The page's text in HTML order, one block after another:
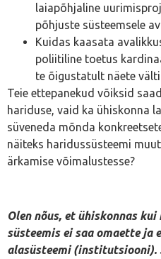
laiapõhjaline
põhjuste süsteemsele
Kuidas kaasata
poliitiline toetus
te õigustatult näete
Teie ettepanekud võiksid
hariduse, vaid ka ühiskonna
süveneda mõnda
näiteks haridussüsteemi
ärkamise võimalustesse?
Olen nõus, et ühiskonnas
süsteemis ei saa omaette
alasüsteemi (institutsiooni).